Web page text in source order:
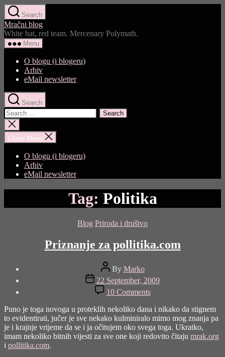
Skip
to
the
content
Search
Mračni blog
White hat, red team. Mercenary Polymath.
Menu
O blogu (i blogeru)
Arhiv
eMail newsletter
Search
Search
for:
Close
search
Close Menu
O blogu (i blogeru)
Arhiv
eMail newsletter
Tag: Politika
Categories
Blog Priroda i društvo
Priznanje za pollitika.com
Post
author
By Marko
Post
date
22 September, 2009
10 Commentson
Priznanje
za
pollitika.com
Puno je toga novoga u proteklih nekoliko dana i nikako da stignem
to evidentirati, jučer je sve nekako kulminiralo mimo mog znanja pa
je i krajnje vrijeme da se i ja očitujem oko svega toga. Ukratko,
imam nekoliko bitnih vijesti za sve one koji redovito čitaju mrak.org
i pollitika.com.